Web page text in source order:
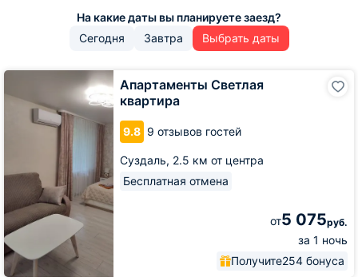
Сегодня Завтра Выбрать даты
Апартаменты Светлая
квартира
9.8 9 отзывов гостей
Суздаль, 2.5 км от центра
Бесплатная отмена
от5 075руб.
за 1 ночь
Получите254 бонуса
Апартаменты
квартира